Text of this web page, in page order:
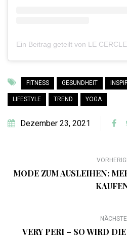
FITNESS GESUNDHEIT
LIFESTYLE TREND YOGA
Dezember 23, 2021
MODE ZUM AUSLEIHEN:
NÄCHSTE
VERY PERI – SO WIRD